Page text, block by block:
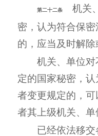
第二十二条
机关
密，认为符合保
的，应当及时解除
机关、单位
定的国家秘密，
者变更规定的，
者其上级机关、单
已经依法移